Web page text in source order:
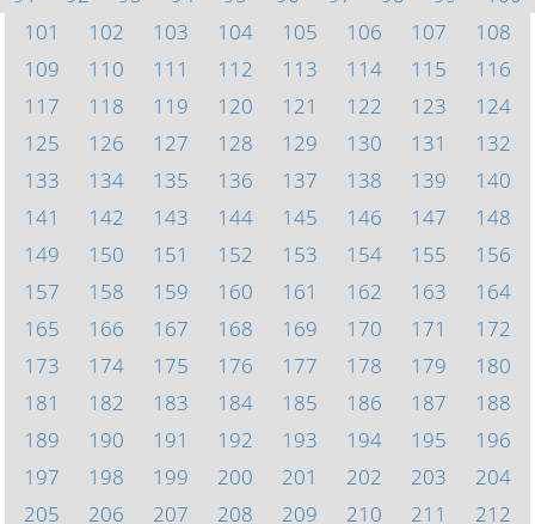
101
102 103 104 105 106 107
108
109
110 111 112 113 114 115
116
117
118 119 120 121 122 123
124
125
126 127 128 129 130 131
132
133
134 135 136 137 138 139
140
141
142 143 144 145 146 147
148
149
150 151 152 153 154 155
156
157
158 159 160 161 162 163
164
165
166 167 168 169 170 171
172
173
174 175 176 177 178 179
180
181
182 183 184 185 186 187
188
189
190 191 192 193 194 195
196
197
198 199 200 201 202 203
204
205
206 207 208 209 210 211 212